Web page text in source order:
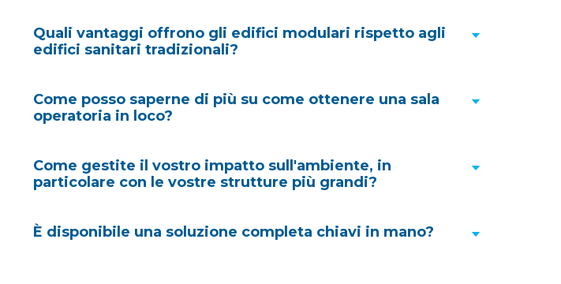
arrivare presso la tua sede ospedaliera
Quali vantaggi offrono gli edifici modulari rispetto agli
edifici sanitari tradizionali?
costruzione fino al 45%, ridurre i costi del 16% e aumentare la
Come posso saperne di più su come ottenere una sala
operatoria in loco?
Mettiti in contatto
Come gestite il vostro impatto sull'ambiente, in
particolare con le vostre strutture più grandi?
È disponibile una soluzione completa chiavi in mano?